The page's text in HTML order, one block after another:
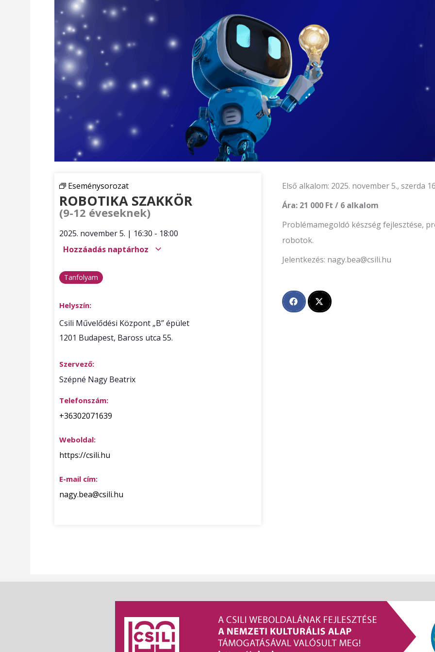
Eseménysorozat
ROBOTIKA SZAKKÖR
(9-12 éveseknek)
2025. november 5. | 16:30 - 18:00
Hozzáadás naptárhoz
Tanfolyam
Helyszín:
Csili Művelődési Központ „B” épület
1201 Budapest, Baross utca 55.
Szervező:
Szépné Nagy Beatrix
Telefonszám:
+36302071639
Weboldal:
https://csili.hu
E-mail cím:
nagy.bea@csili.hu
Első alkalom: 2025. november 5., szerda
Ára: 21 000 Ft / 6 alkalom
Problémamegoldó készség fejlesztése,
robotok.
Jelentkezés: nagy.bea@csili.hu